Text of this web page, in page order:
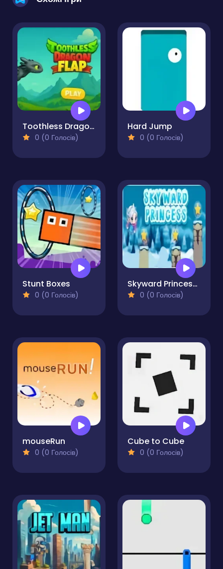
Toothless Dragon Flap
0 (0 Голосів)
Hard Jump
0 (0 Голосів)
Stunt Boxes
0 (0 Голосів)
Skyward Princess Pro
0 (0 Голосів)
mouseRun
0 (0 Голосів)
Cube to Cube
0 (0 Голосів)